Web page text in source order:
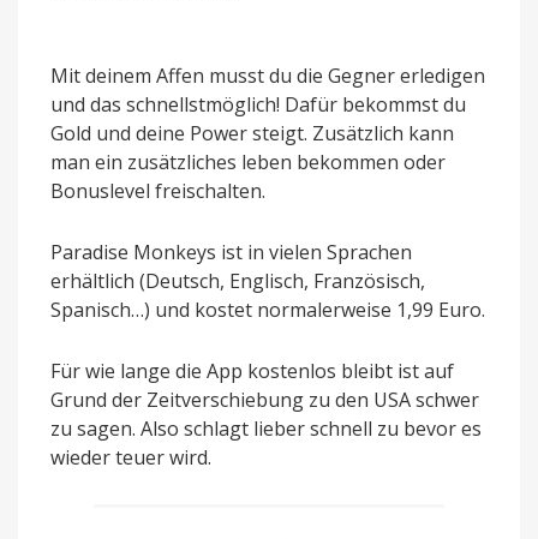
Mit deinem Affen musst du die Gegner erledigen
und das schnellstmöglich! Dafür bekommst du
Gold und deine Power steigt. Zusätzlich kann
man ein zusätzliches leben bekommen oder
Bonuslevel freischalten.
Paradise Monkeys ist in vielen Sprachen
erhältlich (Deutsch, Englisch, Französisch,
Spanisch…) und kostet normalerweise 1,99 Euro.
Für wie lange die App kostenlos bleibt ist auf
Grund der Zeitverschiebung zu den USA schwer
zu sagen. Also schlagt lieber schnell zu bevor es
wieder teuer wird.